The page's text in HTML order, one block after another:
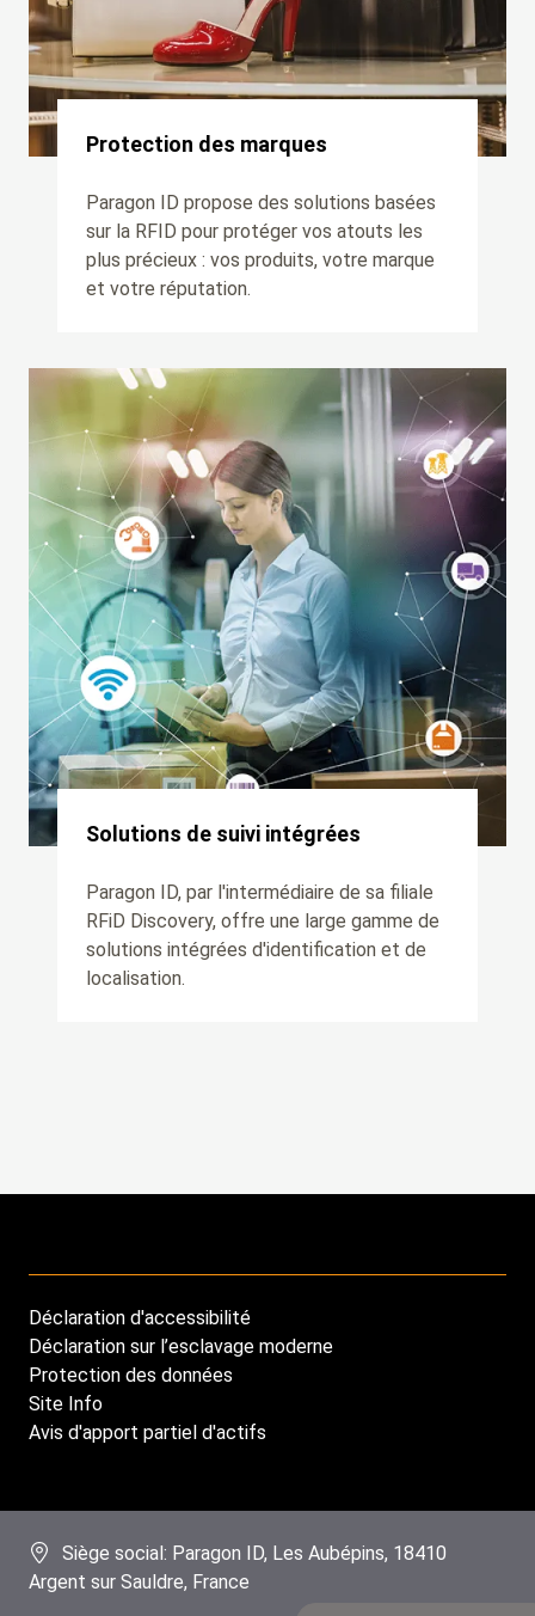
Protection des marques
Paragon ID propose des solutions basées
sur la RFID pour protéger vos atouts les
plus précieux : vos produits, votre marque
et votre réputation.
Solutions de suivi intégrées
Paragon ID, par l'intermédiaire de sa filiale
RFiD Discovery, offre une large gamme de
solutions intégrées d'identification et de
localisation.
Footer
menu
Déclaration d'accessibilité
Déclaration sur l’esclavage moderne
Protection des données
Site Info
Avis d'apport partiel d'actifs
Siège social: Paragon ID, Les Aubépins, 18410
Argent sur Sauldre, France